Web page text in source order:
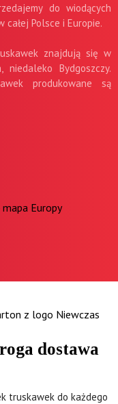
do wiodących
Polsce i Europie.
znajdują się w
niedaleko Bydgoszczy.
produkowane są
dostawa
truskawek do każdego